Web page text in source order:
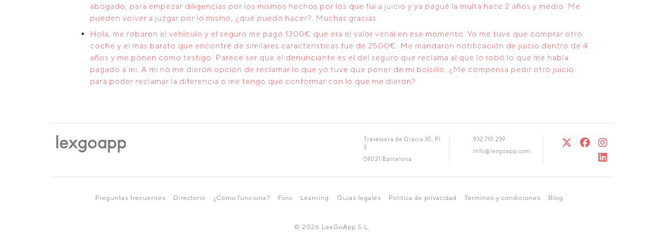
abogado, para empezar diligencias por los mismos hechos por los que fui a juicio y ya pagué la multa hace 2 años y medio. Me
pueden volver a juzgar por lo mismo, ¿qué puedo hacer?. Muchas gracias.
Hola, me robaron el vehículo y el seguro me pagó 1300€ que era el valor venal en ese momento. Yo me tuve que comprar otro
coche y el más barato que encontré de similares características fue de 2500€. Me mandaron notificación de juicio dentro de 4
años y me ponen como testigo. Parece ser que el denunciante es el del seguro que reclama al que lo robó lo que me había
pagado a mi. A mi no me dieron opción de reclamar lo que yo tuve que poner de mi bolsillo. ¿Me compensa pedir otro juicio
para poder reclamar la diferencia o me tengo que conformar con lo que me dieron?
Travessera de Gràcia 30, Pl.
3
08021 Barcelona
932 710 239
info@lexgoapp.com
Preguntas frecuentes Directorio ¿Cómo funciona? Foro Learning Guías legales Política de privacidad Términos y condiciones Blog
© 2026 LexGoApp S.L.